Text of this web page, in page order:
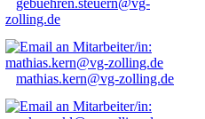
gebuehren.steuern@vg-
zolling.de
mathias.kern@vg-zolling.de